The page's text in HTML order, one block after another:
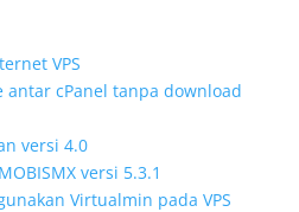
VPS
antar cPanel tanpa download
versi 4.0
versi 5.3.1
Virtualmin pada VPS